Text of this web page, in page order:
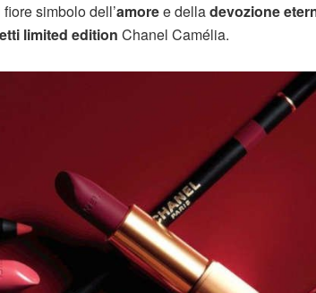
simbolo dell’amoree delladevozione
limited edition Chanel Camélia.